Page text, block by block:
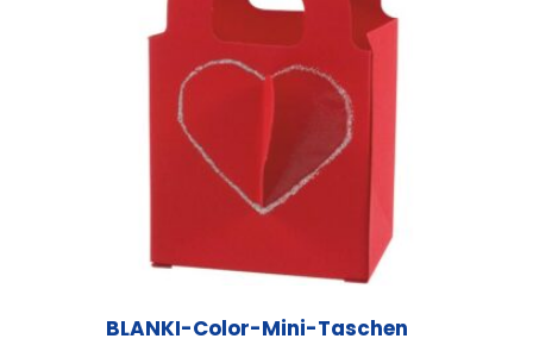
BLANKI-Color-Mini-Taschen